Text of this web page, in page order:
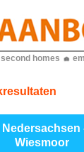
second homes
Wiesmoor